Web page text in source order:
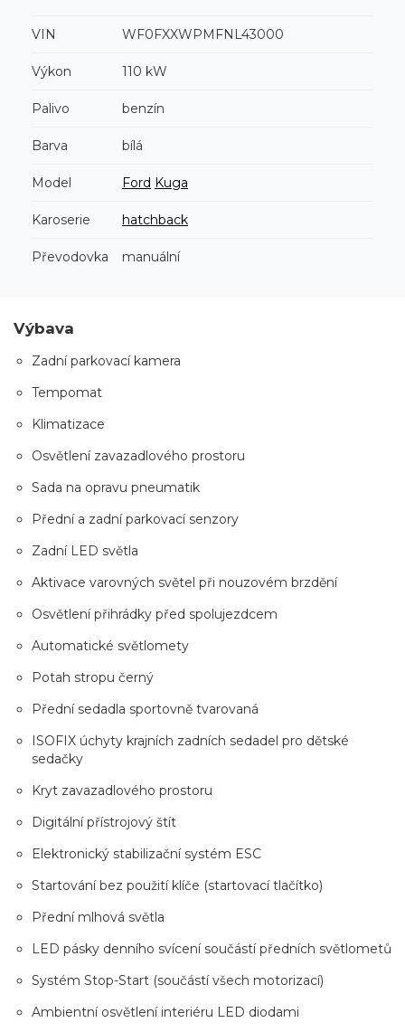
VIN WF0FXXWPMFNL43000
Výkon 110 kW
Palivo benzín
Barva bílá
Model Ford Kuga
Karoserie hatchback
Převodovka manuální
Výbava
Zadní parkovací kamera
Tempomat
Klimatizace
Osvětlení zavazadlového prostoru
Sada na opravu pneumatik
Přední a zadní parkovací senzory
Zadní LED světla
Aktivace varovných světel při nouzovém brzdění
Osvětlení přihrádky před spolujezdcem
Automatické světlomety
Potah stropu černý
Přední sedadla sportovně tvarovaná
ISOFIX úchyty krajních zadních sedadel pro dětské
sedačky
Kryt zavazadlového prostoru
Digitální přístrojový štít
Elektronický stabilizační systém ESC
Startování bez použití klíče (startovací tlačítko)
Přední mlhová světla
LED pásky denního svícení součástí předních světlometů
Systém Stop-Start (součástí všech motorizací)
Ambientní osvětlení interiéru LED diodami